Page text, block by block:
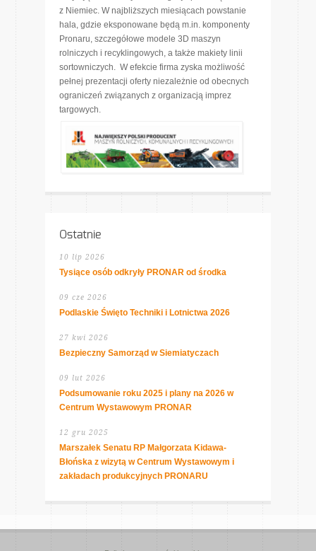
z Niemiec. W najbliższych miesiącach powstanie
hala, gdzie eksponowane będą m.in. komponenty
Pronaru, szczegółowe modele 3D maszyn
rolniczych i recyklingowych, a także makiety linii
sortowniczych. W efekcie firma zyska możliwość
pełnej prezentacji oferty niezależnie od obecnych
ograniczeń związanych z organizacją imprez
targowych.
Ostatnie
10 lip 2026
Tysiące osób odkryły PRONAR od środka
09 cze 2026
Podlaskie Święto Techniki i Lotnictwa 2026
27 kwi 2026
Bezpieczny Samorząd w Siemiatyczach
09 lut 2026
Podsumowanie roku 2025 i plany na 2026 w
Centrum Wystawowym PRONAR
12 gru 2025
Marszałek Senatu RP Małgorzata Kidawa-
Błońska z wizytą w Centrum Wystawowym i
zakładach produkcyjnych PRONARU